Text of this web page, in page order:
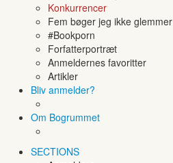
Konkurrencer
Fem bøger jeg ikke glemmer
#Bookporn
Forfatterportræt
Anmeldernes favoritter
Artikler
Bliv anmelder?
Om Bogrummet
SECTIONS